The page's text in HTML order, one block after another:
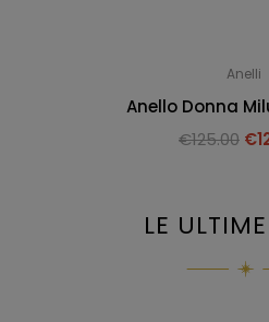
Anelli
Anello Donna
€125.00 €
LE